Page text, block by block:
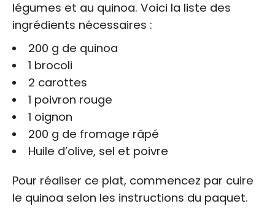
légumes et au quinoa. Voici la liste des
ingrédients nécessaires :
200 g de quinoa
1 brocoli
2 carottes
1 poivron rouge
1 oignon
200 g de fromage râpé
Huile d’olive, sel et poivre
Pour réaliser ce plat, commencez par cuire
le quinoa selon les instructions du paquet.